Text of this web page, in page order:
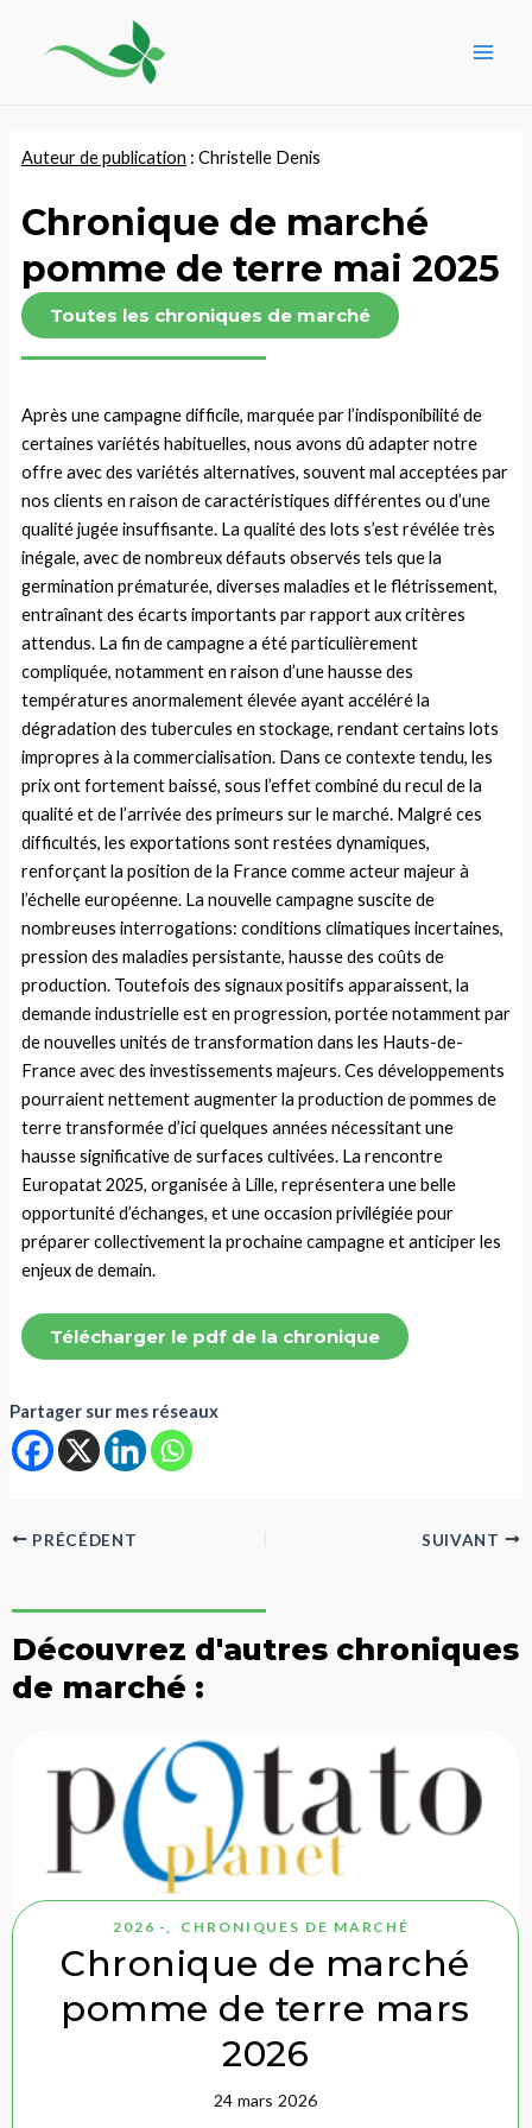
Auteur de publication : Christelle Denis
Chronique de marché
pomme de terre mai 2025
Toutes les chroniques de marché
Après une campagne difficile, marquée par l’indisponibilité de
certaines variétés habituelles, nous avons dû adapter notre
offre avec des variétés alternatives, souvent mal acceptées par
nos clients en raison de caractéristiques différentes ou d’une
qualité jugée insuffisante. La qualité des lots s’est révélée très
inégale, avec de nombreux défauts observés tels que la
germination prématurée, diverses maladies et le flétrissement,
entraînant des écarts importants par rapport aux critères
attendus. La fin de campagne a été particulièrement
compliquée, notamment en raison d’une hausse des
températures anormalement élevée ayant accéléré la
dégradation des tubercules en stockage, rendant certains lots
impropres à la commercialisation. Dans ce contexte tendu, les
prix ont fortement baissé, sous l’effet combiné du recul de la
qualité et de l’arrivée des primeurs sur le marché. Malgré ces
difficultés, les exportations sont restées dynamiques,
renforçant la position de la France comme acteur majeur à
l’échelle européenne. La nouvelle campagne suscite de
nombreuses interrogations: conditions climatiques incertaines,
pression des maladies persistante, hausse des coûts de
production. Toutefois des signaux positifs apparaissent, la
demande industrielle est en progression, portée notamment par
de nouvelles unités de transformation dans les Hauts-de-
France avec des investissements majeurs. Ces développements
pourraient nettement augmenter la production de pommes de
terre transformée d’ici quelques années nécessitant une
hausse significative de surfaces cultivées. La rencontre
Europatat 2025, organisée à Lille, représentera une belle
opportunité d’échanges, et une occasion privilégiée pour
préparer collectivement la prochaine campagne et anticiper les
enjeux de demain.
Télécharger le pdf de la chronique
Partager sur mes réseaux
PRÉCÉDENT SUIVANT
Découvrez d'autres chroniques
de marché :
2026 - CHRONIQUES DE MARCHÉ
Chronique de marché
pomme de terre mars
2026
24 mars 2026